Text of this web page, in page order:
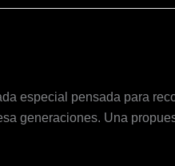
especial pensada para
generaciones. Una